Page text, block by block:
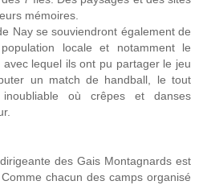
mémoires.
Nay se souviendront également de
locale et notamment le
lequel ils ont pu partager le jeu
un match de handball, le tout
où crêpes et danses
des Gais Montagnards est
chacun des camps organisé